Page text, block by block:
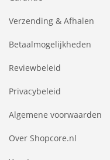
Verzending & Afhalen
Betaalmogelijkheden
Reviewbeleid
Privacybeleid
Algemene voorwaarden
Over Shopcore.nl